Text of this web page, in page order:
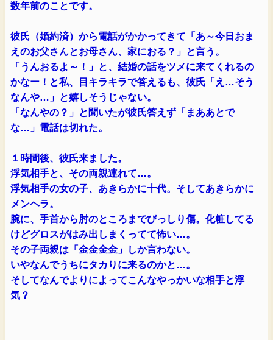
数年前のことです。
彼氏（婚約済）から電話がかかってきて「あ～今日おま
えのお父さんとお母さん、家におる？」と言う。
「うんおるよ～！」と、結婚の話をツメに来てくれるの
かなー！と私、目キラキラで答えるも、彼氏「え…そう
なんや…」と嬉しそうじゃない。
「なんやの？」と聞いたが彼氏答えず「まああとで
な…」電話は切れた。
１時間後、彼氏来ました。
浮気相手と、その両親連れて…。
浮気相手の女の子、あきらかに十代。そしてあきらかに
メンヘラ。
腕に、手首から肘のところまでびっしり傷。化粧してる
けどグロスがはみ出しまくってて怖い…。
その子両親は「金金金金」しか言わない。
いやなんでうちにタカりに来るのかと…。
そしてなんでよりによってこんなやっかいな相手と浮
気？